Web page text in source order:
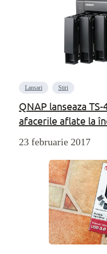
Lansari Stiri
QNAP lanseaza
afacerile aflate la
23 februarie 2017